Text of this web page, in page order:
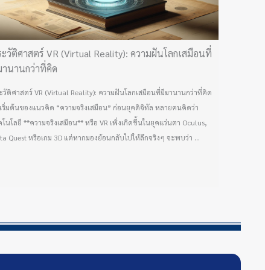
วัติศาสตร์ VR (Virtual Reality): ความฝันโลกเสมือนที่
นานกว่าที่คิด
วัติศาสตร์ VR (Virtual Reality): ความฝันโลกเสมือนที่มีมานานกว่าที่คิด
ริ่มต้นของแนวคิด “ความจริงเสมือน” ก่อนยุคดิจิทัล หลายคนคิดว่า
โนโลยี **ความจริงเสมือน** หรือ VR เพิ่งเกิดขึ้นในยุคแว่นตา Oculus,
Quest หรือเกม 3D แต่หากมองย้อนกลับไปให้ลึกจริงๆ จะพบว่า ...